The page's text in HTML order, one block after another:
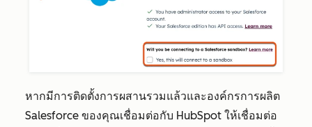
หากมีการติดตั้งการผสานรวมแล้วและองค์กรการผลิต
Salesforce ของคุณเชื่อมต่อกับ HubSpot ให้เชื่อมต่อ